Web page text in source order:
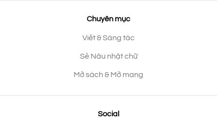
Chuyên mục
Viết & Sáng tác
Sẻ Nâu nhặt chữ
Mở sách & Mở mang
Social